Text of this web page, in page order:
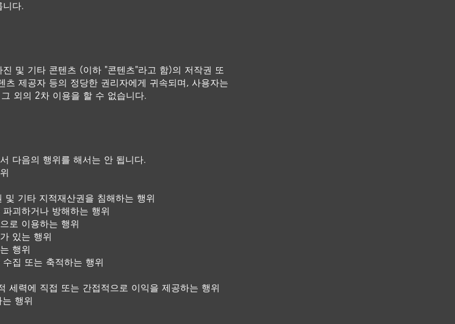
다.
및 기타 콘텐츠 (이하 "콘텐츠"라고 함)의 저작권 또
츠 제공자 등의 정당한 권리자에게 귀속되며, 사용자는
외의 2차 이용을 할 수 없습니다.
다음의 행위를 해서는 안 됩니다.
및 기타 지적재산권을 침해하는 행위
괴하거나 방해하는 행위
로 이용하는 행위
있는 행위
행위
집 또는 축적하는 행위
세력에 직접 또는 간접적으로 이익을 제공하는 행위
행위